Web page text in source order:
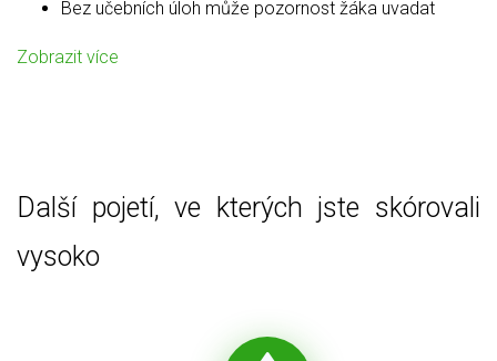
Bez učebních úloh může pozornost žáka uvadat
Zobrazit více
Další pojetí, ve kterých jste skórovali
vysoko